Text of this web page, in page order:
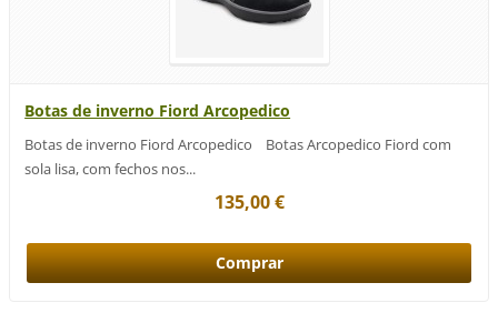
Botas de inverno Fiord Arcopedico
Botas de inverno Fiord Arcopedico Botas Arcopedico Fiord com
sola lisa, com fechos nos...
135,00 €